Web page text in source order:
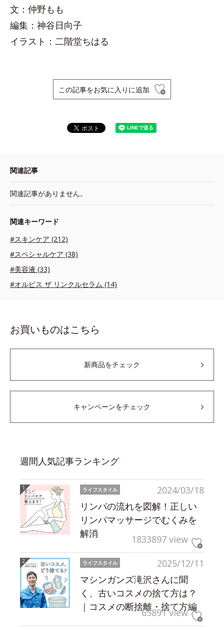
文：仲野もも
編集：神谷日向子
イラスト：二階堂ちはる
この記事をお気に入りに追加
関連記事
関連記事がありません。
関連キーワード
#スキンケア (212)
#スペシャルケア (38)
#美容液 (33)
#オルビス ザ リンクルセラム (14)
お買いものはこちら
新商品をチェック
キャンペーンをチェック
週間人気記事ランキング
2024/03/18
ライフスタイル
リンパの流れを図解！正しい
リンパマッサージでむくみを
解消
1833897 view
2025/12/11
ライフスタイル
マシンガンズ滝沢さんに聞
く、古いコスメの捨て方は？
｜コスメの断捨離・捨て方編
65891 view